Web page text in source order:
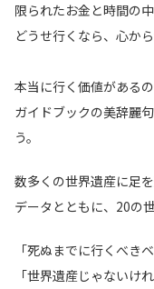
限られたお金と時間の
どうせ行くなら、心か
本当に行く価値がある
ガイドブックの美辞麗
う。
数多くの世界遺産に足
データとともに、20の
「死ぬまでに行くべき
「世界遺産じゃないけ